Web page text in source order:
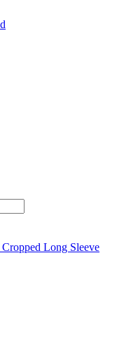
Cropped Long Sleeve